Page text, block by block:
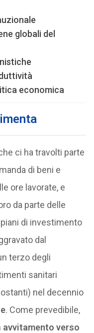
globali del
economica
ci ha travolti parte
di beni e
ore lavorate, e
da parte delle
di investimento
dal
terzo degli
sanitari
nel decennio
. Come prevedibile,
avvitamento verso